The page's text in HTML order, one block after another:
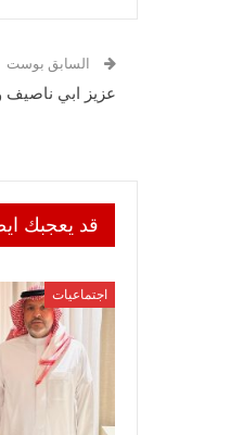
السابق بوست
عزيز ابي ناصيف
قد يعجبك
اجتماعيات